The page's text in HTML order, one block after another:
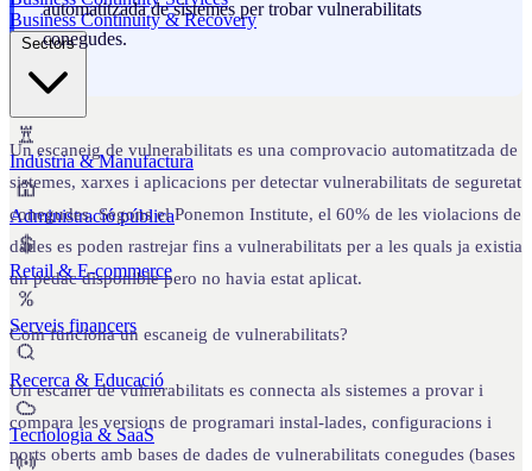
Business Continuity & Recovery
Sectors
Indústria & Manufactura
Administració pública
Retail & E-commerce
Serveis financers
Recerca & Educació
Tecnologia & SaaS
automatitzada de sistemes per trobar vulnerabilitats
conegudes.
Un escaneig de vulnerabilitats es una comprovacio automatitzada de
sistemes, xarxes i aplicacions per detectar vulnerabilitats de seguretat
conegudes. Segons el Ponemon Institute, el 60% de les violacions de
dades es poden rastrejar fins a vulnerabilitats per a les quals ja existia
un pedac disponible pero no havia estat aplicat.
Com funciona un escaneig de vulnerabilitats?
Un escaner de vulnerabilitats es connecta als sistemes a provar i
compara les versions de programari instal-lades, configuracions i
ports oberts amb bases de dades de vulnerabilitats conegudes (bases